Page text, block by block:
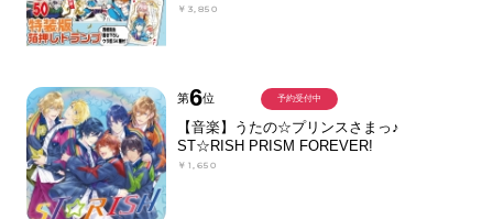
￥3,850
第6位
【音楽】うたの☆プリンスさまっ♪
ST☆RISH PRISM FOREVER!
￥1,650
予約受付中